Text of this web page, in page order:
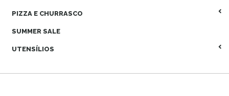
PIZZA E CHURRASCO
SUMMER SALE
UTENSÍLIOS